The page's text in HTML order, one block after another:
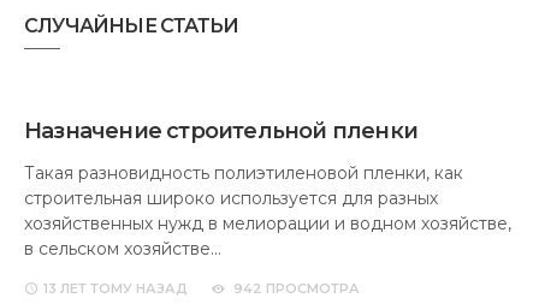
СЛУЧАЙНЫЕ СТАТЬИ
Назначение строительной пленки
Такая разновидность полиэтиленовой пленки, как
строительная широко используется для разных
хозяйственных нужд в мелиорации и водном хозяйстве,
в сельском хозяйстве…
13 ЛЕТ ТОМУ НАЗАД 942 ПРОСМОТРА